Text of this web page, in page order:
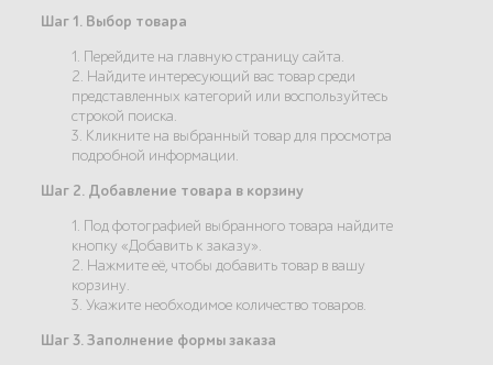
Шаг 1. Выбор товара
1. Перейдите на главную страницу сайта.
2. Найдите интересующий вас товар среди
представленных категорий или воспользуйтесь
строкой поиска.
3. Кликните на выбранный товар для просмотра
подробной информации.
Шаг 2. Добавление товара в корзину
1. Под фотографией выбранного товара найдите
кнопку «Добавить к заказу».
2. Нажмите её, чтобы добавить товар в вашу
корзину.
3. Укажите необходимое количество товаров.
Шаг 3. Заполнение формы заказа